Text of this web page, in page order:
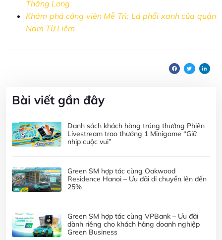
Thăng Long
Khám phá công viên Mễ Trì: Lá phổi xanh của quận
Nam Từ Liêm
Bài viết gần đây
Danh sách khách hàng trúng thưởng Phiên
Livestream trao thưởng 1 Minigame “Giữ
nhịp cuộc vui”
Green SM hợp tác cùng Oakwood
Residence Hanoi – Ưu đãi di chuyển lên đến
25%
Green SM hợp tác cùng VPBank – Ưu đãi
dành riêng cho khách hàng doanh nghiệp
Green Business